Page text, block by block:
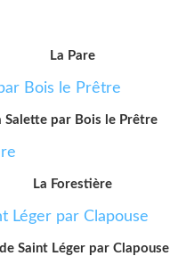
La Pare
Salette par Bois le Prêtre
La Forestière
de Saint Léger par Clapouse